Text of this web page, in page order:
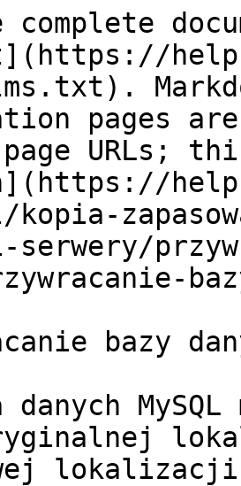
pages
URLs;
kopia-
serwery/
bazy
danych